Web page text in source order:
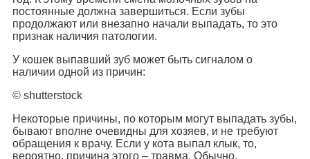
постоянные должна завершиться. Если зубы
продолжают или внезапно начали выпадать, то это
признак наличия патологии.
У кошек выпавший зуб может быть сигналом о
наличии одной из причин:
© shutterstock
Некоторые причины, по которым могут выпадать зубы,
бывают вполне очевидны для хозяев, и не требуют
обращения к врачу. Если у кота выпал клык, то,
вероятно, причина этого – травма. Обычно,